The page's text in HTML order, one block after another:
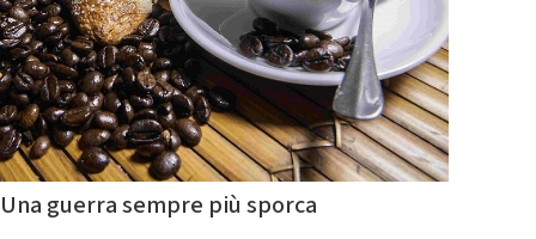
Una guerra sempre più sporca